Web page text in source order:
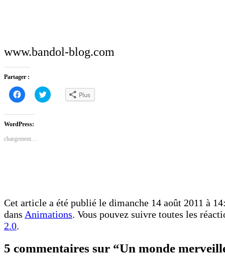
www.bandol-blog.com
Partager :
Cliquez
pour
partager
Facebook(ouvre
dans
une
fenêtre)
Cliquez
pour Plus
WordPress:
chargement…
Cet article a été publié le dimanche 14 août 2011 à
dans Animations. Vous pouvez suivre toutes les
2.0.
5 commentaires sur “Un monde